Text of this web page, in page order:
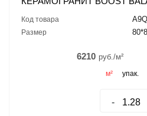
Код товара
Размер
6210 руб./м²
м² упак.
-